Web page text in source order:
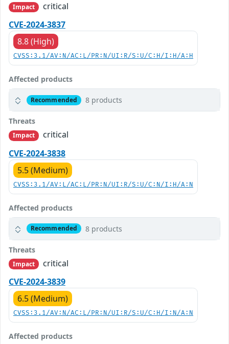
Impact
critical
CVE-2024-3837
8.8 (High)
CVSS:3.1/AV:N/AC:L/PR:N/UI:R/S:U/C:H/I:H/A:H
Affected products
Recommended 8 products
Threats
Impact
critical
CVE-2024-3838
5.5 (Medium)
CVSS:3.1/AV:L/AC:L/PR:N/UI:R/S:U/C:N/I:H/A:N
Affected products
Recommended 8 products
Threats
Impact
critical
CVE-2024-3839
6.5 (Medium)
CVSS:3.1/AV:N/AC:L/PR:N/UI:R/S:U/C:H/I:N/A:N
Affected products